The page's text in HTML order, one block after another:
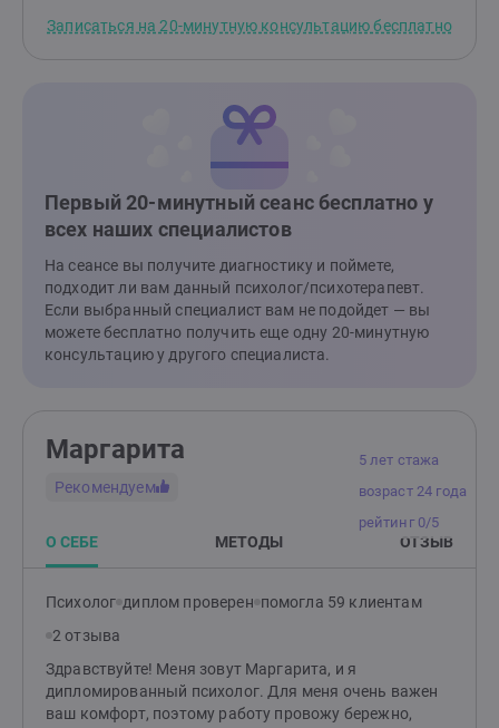
отношения и понять своего ребенка.
Записаться на 20-минутную консультацию бесплатно
Первый 20-минутный сеанс бесплатно у
всех наших специалистов
На сеансе вы получите диагностику и поймете,
подходит ли вам данный психолог/психотерапевт.
Если выбранный специалист вам не подойдет — вы
можете бесплатно получить еще одну 20-минутную
консультацию у другого специалиста.
5 лет стажа
возраст 24 года
рейтинг 0/5
Маргарита
Рекомендуем
О СЕБЕ МЕТОДЫ ОТЗЫВ
Психолог диплом проверен помогла 59 клиентам
2 отзыва
Здравствуйте! Меня зовут Маргарита, и я
дипломированный психолог. Для меня очень важен
ваш комфорт, поэтому работу провожу бережно,